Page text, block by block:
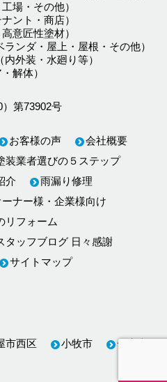
場・その他）
ント・商店）
意匠性塗材）
ンダ・屋上・屋根・その他）
外装・水廻り等）
解体）
第73902号
お客様の声
会社概要
装業者選びの５ステップ
介
雨漏り修理
ナー様・企業様向け
リフォーム
タッフブログ 日々感謝
サイトマップ
市西区 小牧市
一宮市